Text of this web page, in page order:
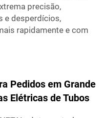
precisão,
e desperdícios,
rapidamente e com
Pedidos em Grande
Elétricas de Tubos